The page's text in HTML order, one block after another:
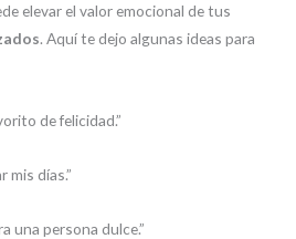
elevar el valor emocional de tus
. Aquí te dejo algunas ideas para
de felicidad.”
mis días.”
una persona dulce.”